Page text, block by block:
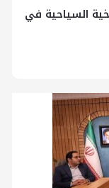
السياحية في